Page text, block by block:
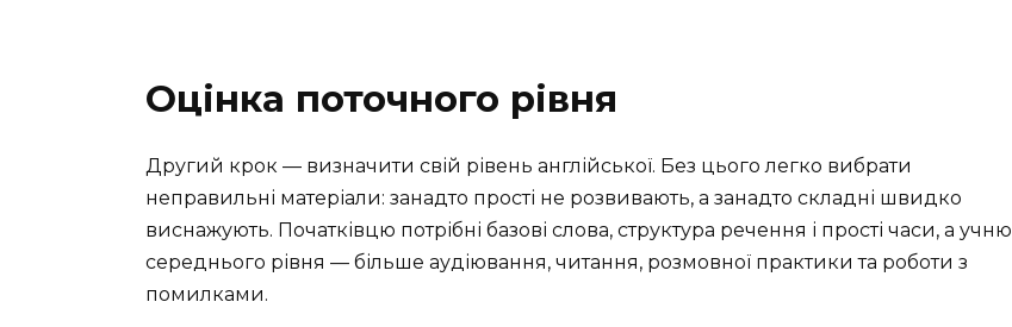
Оцінка поточного рівня
Другий крок — визначити свій рівень англійської. Без цього легко вибрати
неправильні матеріали: занадто прості не розвивають, а занадто складні швидко
виснажують. Початківцю потрібні базові слова, структура речення і прості часи, а учню
середнього рівня — більше аудіювання, читання, розмовної практики та роботи з
помилками.